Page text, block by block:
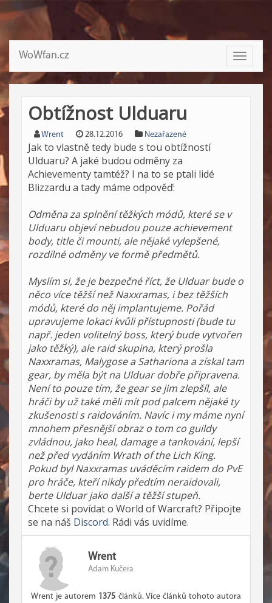
Toggle
WoWfan.cz
Obtížnost Ulduaru
Wrent 28.12.2016 Nezařazené
Jak to vlastně tedy bude s tou obtížností
Ulduaru? A jaké budou odměny za
Achievementy tamtéž? I na to se ptali lidé
Blizzardu a tady máme odpověď:
Odměna za splnění těžkých módů, které se v
Ulduaru objeví nebudou pouze achievement
body, title či mounti, ale nějaké vylepšené,
rozdílné odměny ve formě předmětů.
Myslím si, že je bezpečné říct, že Ulduar bude o
něco více těžší než Naxxramas, i bez těžších
módů, které do něj implantujeme. Pořád
upravujeme lokaci kvůli přístupnosti (bude tu
např. jeden volitelný boss, který bude vytvořen
jako těžký), ale raid skupina, který prošla
Naxxramas, Malygose a Sathariona a získal tam
gear, by měla být na Ulduar dobře připravena.
Není to pouze tím, že gear se jim zlepšíl, ale
hráči by už také měli mít pod palcem nějaké ty
zkušenosti s raidováním. Navíc i my máme nyní
mnohem přesnější obraz o tom co guildy
zvládnou, jako heal, damage a tankování, lepší
než před vydáním Wrath of the Lich King.
Pokud byl Naxxramas uváděcím raidem do PvE
pro hráče, kteří nikdy předtím neraidovali,
berte Ulduar jako další a těžší stupeň.
Chcete si povídat o World of Warcraft? Připojte
se na náš Discord. Rádi vás uvidíme.
Wrent
Adam Kučera
Wrent je autorem 1375 článků. Více článků tohoto autora